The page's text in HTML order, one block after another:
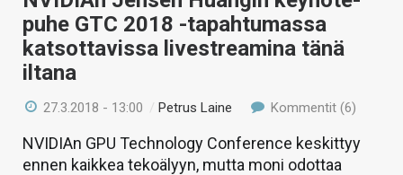
puhe GTC 2018 -tapahtumassa
katsottavissa livestreamina tänä
iltana
27.3.2018 - 13:00 /Petrus Laine Kommentit (6)
NVIDIAn GPU Technology Conference keskittyy
ennen kaikkea tekoälyyn, mutta moni odottaa